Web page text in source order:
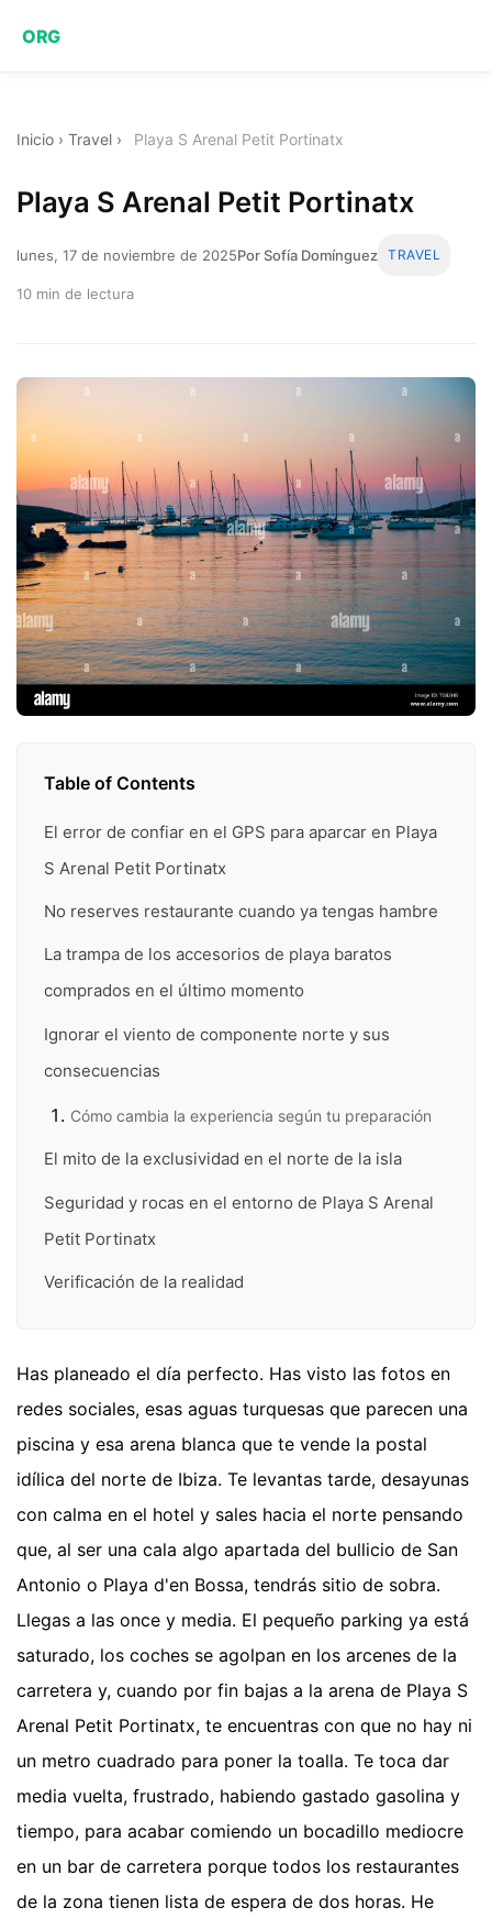
ORG
Inicio › Travel › Playa S Arenal Petit Portinatx
Playa S Arenal Petit Portinatx
lunes, 17 de noviembre de 2025Por Sofía Domínguez TRAVEL
10 min de lectura
Table of Contents
El error de confiar en el GPS para aparcar en Playa
S Arenal Petit Portinatx
No reserves restaurante cuando ya tengas hambre
La trampa de los accesorios de playa baratos
comprados en el último momento
Ignorar el viento de componente norte y sus
consecuencias
Cómo cambia la experiencia según tu preparación
El mito de la exclusividad en el norte de la isla
Seguridad y rocas en el entorno de Playa S Arenal
Petit Portinatx
Verificación de la realidad
Has planeado el día perfecto. Has visto las fotos en
redes sociales, esas aguas turquesas que parecen una
piscina y esa arena blanca que te vende la postal
idílica del norte de Ibiza. Te levantas tarde, desayunas
con calma en el hotel y sales hacia el norte pensando
que, al ser una cala algo apartada del bullicio de San
Antonio o Playa d'en Bossa, tendrás sitio de sobra.
Llegas a las once y media. El pequeño parking ya está
saturado, los coches se agolpan en los arcenes de la
carretera y, cuando por fin bajas a la arena de Playa S
Arenal Petit Portinatx, te encuentras con que no hay ni
un metro cuadrado para poner la toalla. Te toca dar
media vuelta, frustrado, habiendo gastado gasolina y
tiempo, para acabar comiendo un bocadillo mediocre
en un bar de carretera porque todos los restaurantes
de la zona tienen lista de espera de dos horas. He